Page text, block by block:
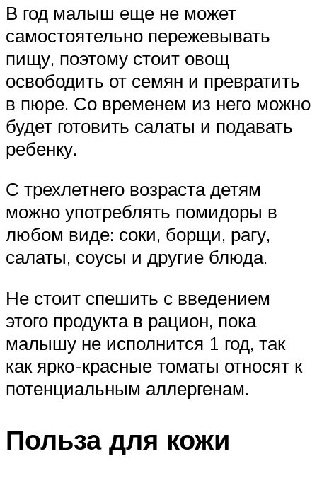
В год малыш еще не может
самостоятельно пережевывать
пищу, поэтому стоит овощ
освободить от семян и превратить
в пюре. Со временем из него можно
будет готовить салаты и подавать
ребенку.
С трехлетнего возраста детям
можно употреблять помидоры в
любом виде: соки, борщи, рагу,
салаты, соусы и другие блюда.
Не стоит спешить с введением
этого продукта в рацион, пока
малышу не исполнится 1 год, так
как ярко-красные томаты относят к
потенциальным аллергенам.
Польза для кожи